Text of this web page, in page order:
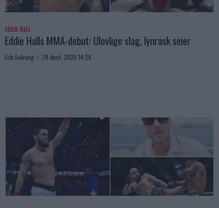
EDDIE HALL
Eddie Halls MMA-debut: Ulovlige slag, lynrask seier
Erik Solvang 28 April, 2025 14:26